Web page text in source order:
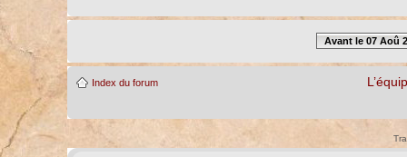
Avant le 07 Aoû
Index du forum